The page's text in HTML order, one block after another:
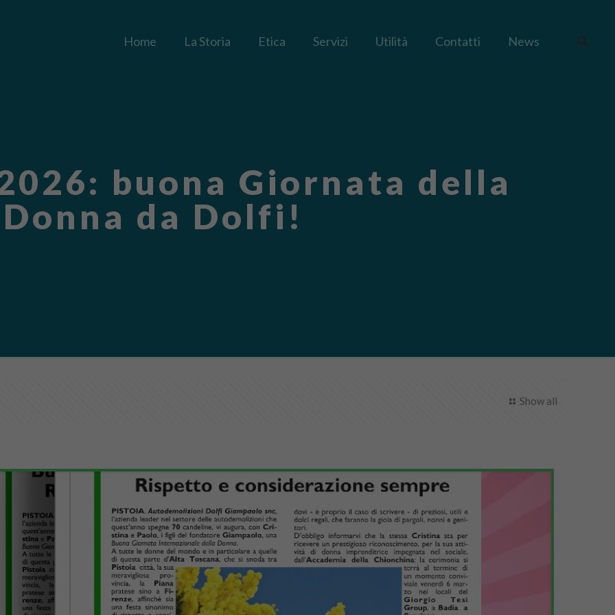
Home La Storia Etica Servizi Utilità Contatti News
buona Giornata della
Donna da Dolfi!
Show all